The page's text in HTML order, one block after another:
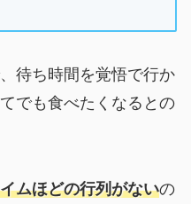
待ち時間を覚悟で行か
でも食べたくなるとの
ムほどの行列がないの